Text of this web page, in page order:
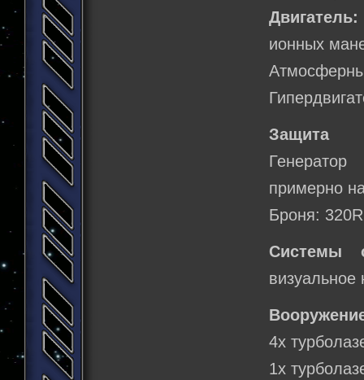
Двигатель:
ионных
Защита
примерно
Броня:
Системы
4х
1х